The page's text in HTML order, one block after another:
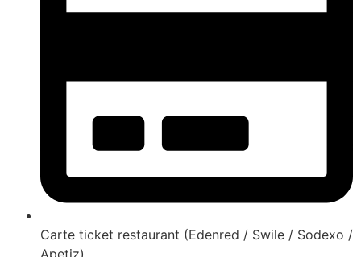
Carte ticket restaurant (Edenred / Swile / Sodexo /